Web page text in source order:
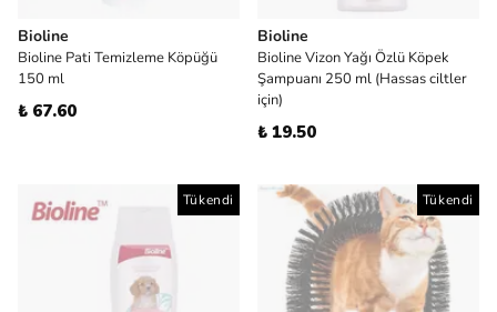
Bioline
Bioline Pati Temizleme Köpüğü
150 ml
₺ 67.60
Bioline
Bioline Vizon Yağı Özlü Köpek
Şampuanı 250 ml (Hassas ciltler
için)
₺ 19.50
Tükendi Tükendi